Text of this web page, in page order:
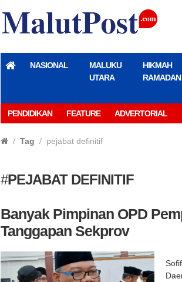
NASIONAL
MALUKU
UTARA
HIKMAH
RAMADAN
PENDIDIKAN FEATURE ADVERTORIAL
Tag pejabat definitif
#PEJABAT DEFINITIF
Banyak Pimpinan OPD
Tanggapan Sekprov